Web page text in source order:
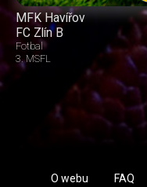
MFK Havířov
FC Zlín B
Fotbal
3. MSFL
O webu FAQ